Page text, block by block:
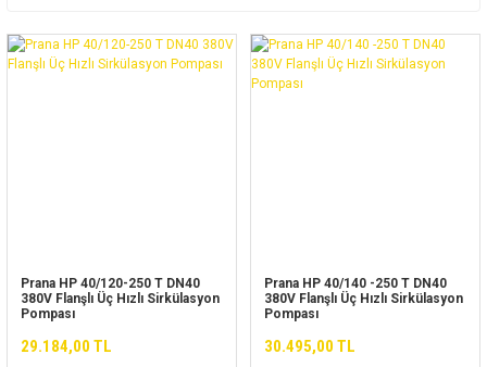
Prana HP 40/120-250 T DN40
380V Flanşlı Üç Hızlı Sirkülasyon
Pompası
29.184,00 TL
Prana HP 40/140 -250 T DN40
380V Flanşlı Üç Hızlı Sirkülasyon
Pompası
30.495,00 TL